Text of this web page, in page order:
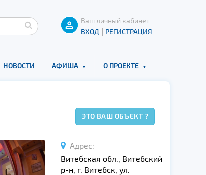
Ваш личный кабинет
ВХОД | РЕГИСТРАЦИЯ
НОВОСТИ АФИША О ПРОЕКТЕ
ЭТО ВАШ ОБЪЕКТ ?
Адрес:
Витебская обл., Витебский
р-н, г. Витебск, ул.